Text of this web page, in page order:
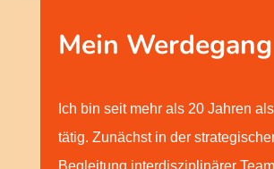
Mein Werdegang
Ich bin seit mehr als 20 Jahren
tätig. Zunächst in der
Begleitung interdisziplinärer